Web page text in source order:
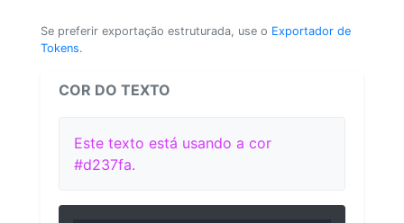
Se preferir exportação estruturada, use o Exportador de
Tokens.
COR DO TEXTO
Este texto está usando a cor
#d237fa.